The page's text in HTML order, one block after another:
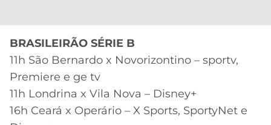
BRASILEIRÃO SÉRIE B
11h São Bernardo x Novorizontino – sportv,
Premiere e ge tv
11h Londrina x Vila Nova – Disney+
16h Ceará x Operário – X Sports, SportyNet e